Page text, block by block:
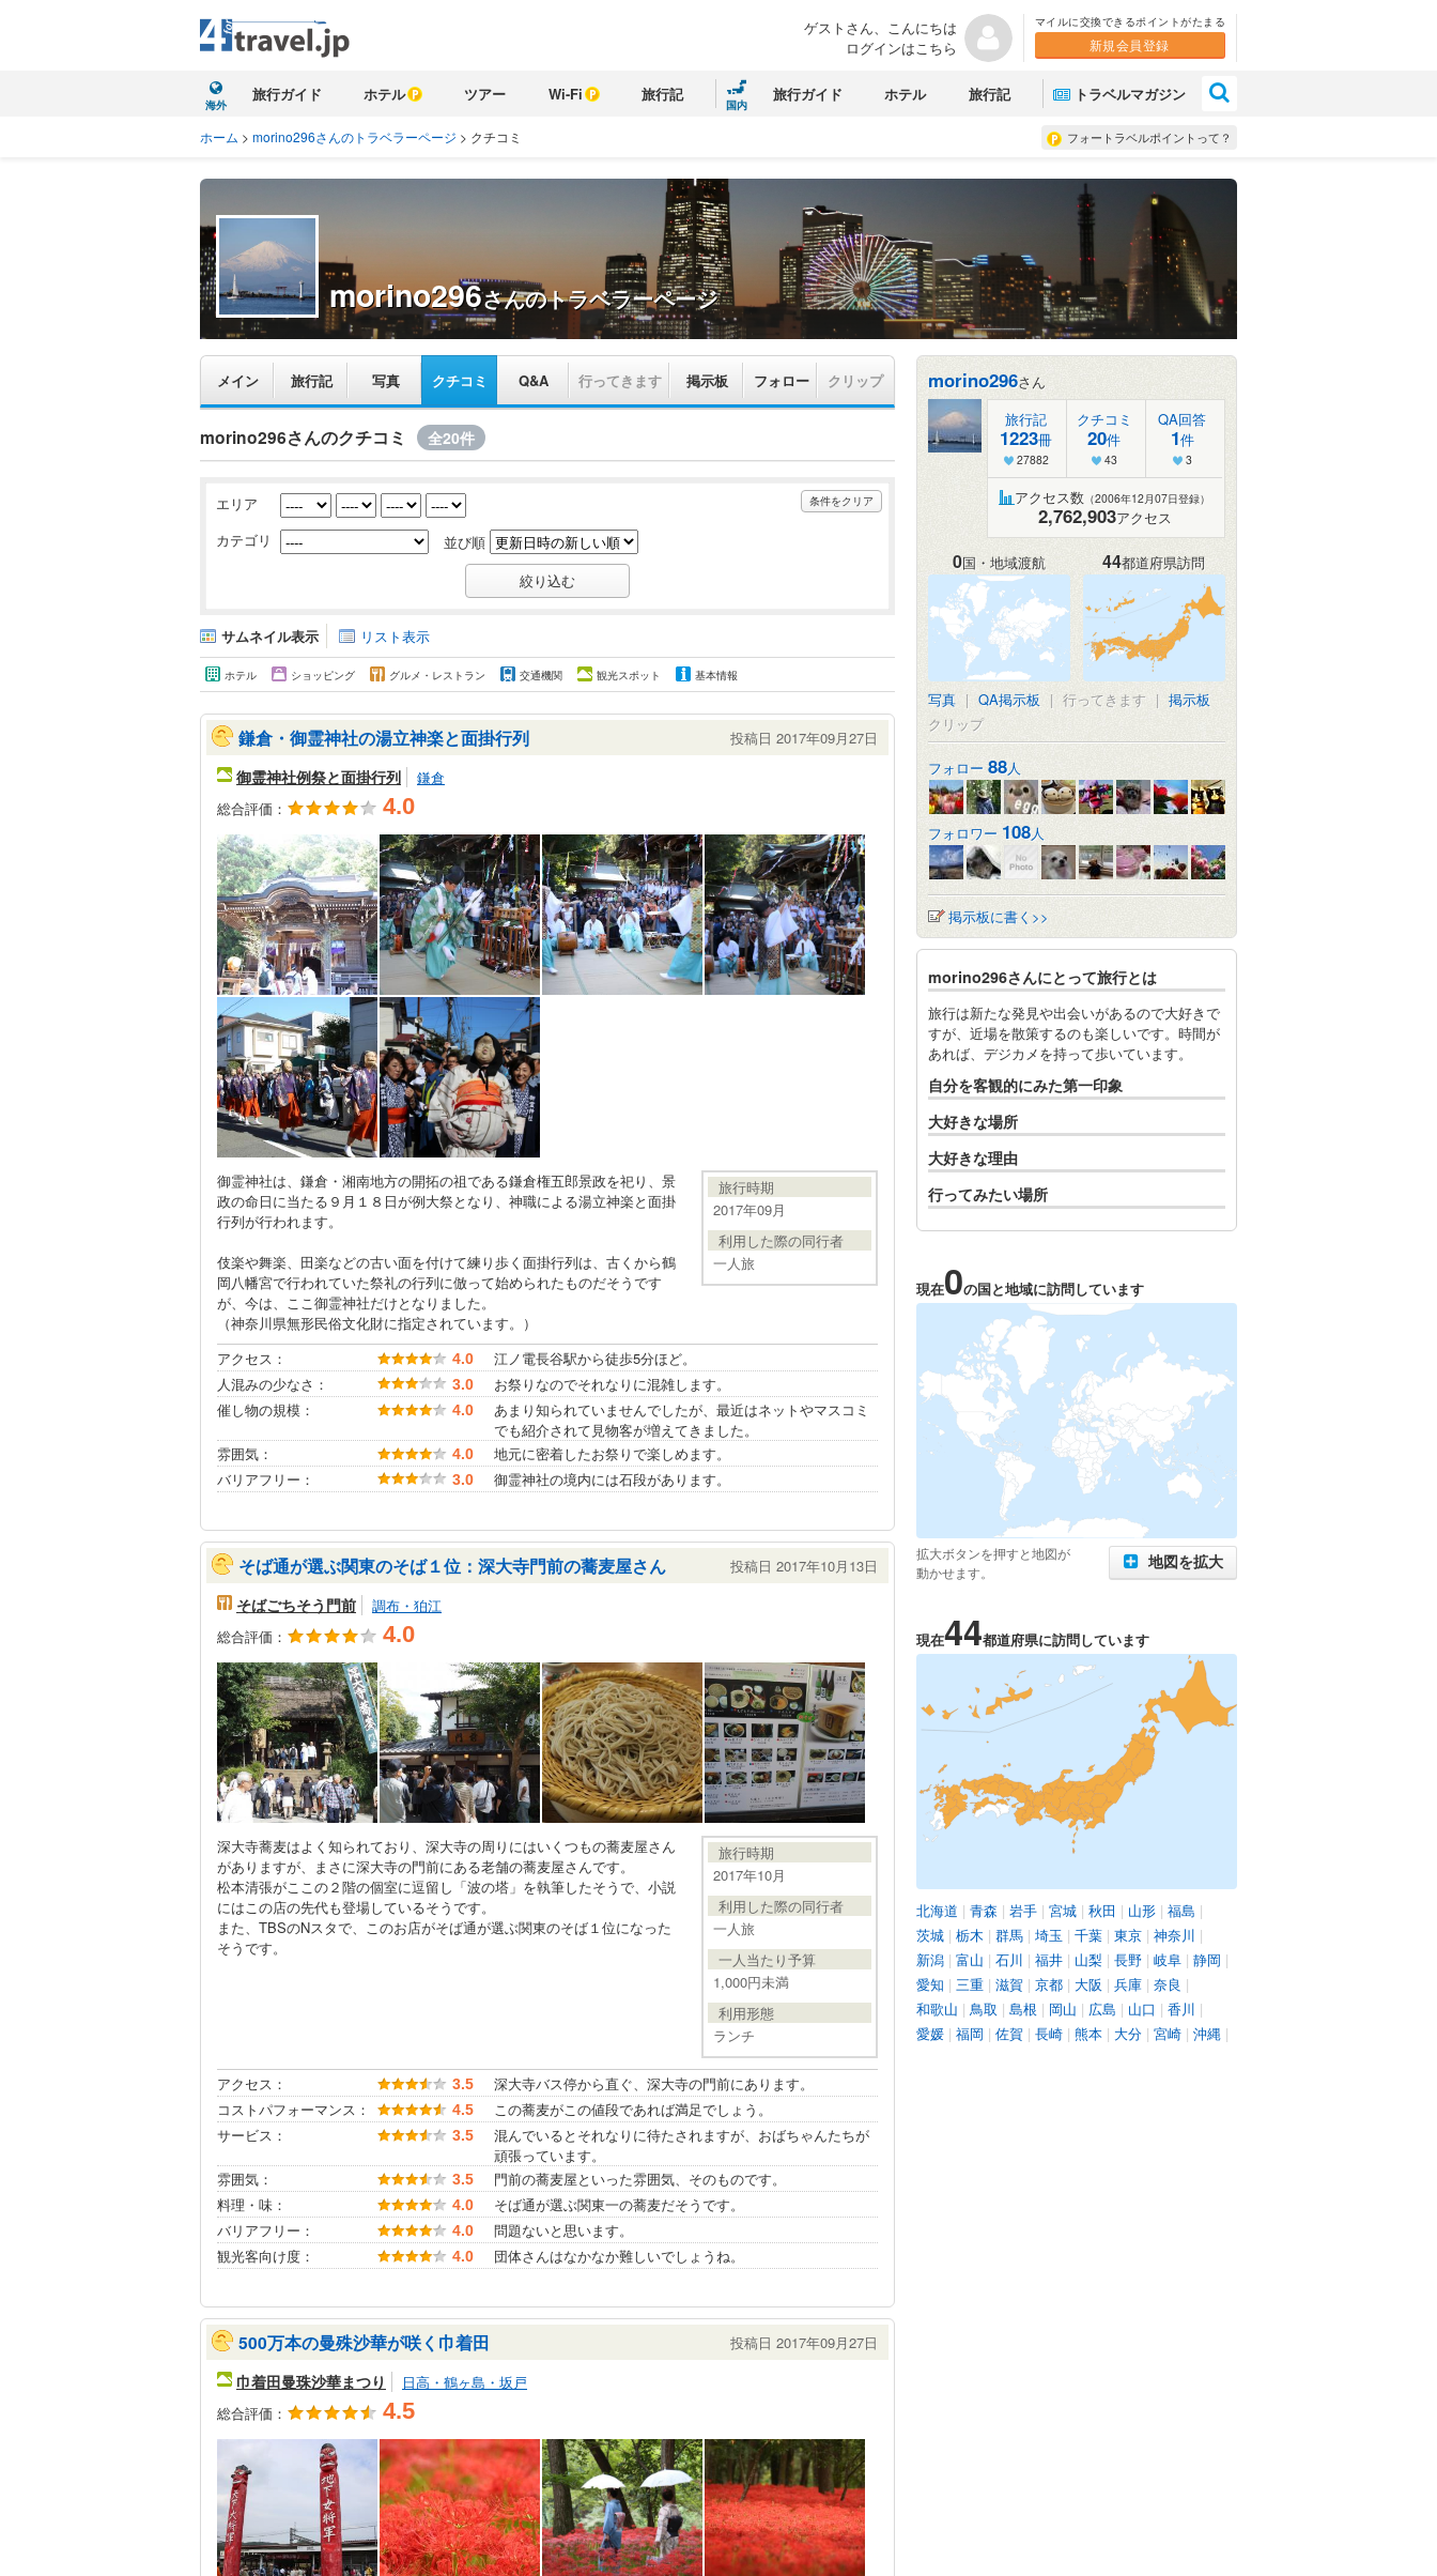
ゲストさん、こんにちは
ログインはこちら
マイルに交換できるポイントがたまる
新規会員登録
海外
旅行ガイド ホテル ツアー Wi-Fi 旅行記
国内
旅行ガイド ホテル 旅行記 トラベルマガジン
フォートラベルポイントって？
ホーム > morino296さんのトラベラーページ > クチコミ
morino296さんのトラベラーページ
メイン 旅行記 写真 クチコミ Q&A 行ってきます 掲示板 フォロー クリップ
morino296さんのクチコミ 全20件
条件をクリア
エリア
カテゴリ
並び順
サムネイル表示 リスト表示
ホテル ショッピング グルメ・レストラン 交通機関 観光スポット 基本情報
鎌倉・御霊神社の湯立神楽と面掛行列 投稿日 2017年09月27日
御霊神社例祭と面掛行列
鎌倉
総合評価：
4.0
御霊神社は、鎌倉・湘南地方の開拓の祖である鎌倉権五郎景政を祀り、景
政の命日に当たる９月１８日が例大祭となり、神職による湯立神楽と面掛
行列が行われます。
伎楽や舞楽、田楽などの古い面を付けて練り歩く面掛行列は、古くから鶴
岡八幡宮で行われていた祭礼の行列に倣って始められたものだそうです
が、今は、ここ御霊神社だけとなりました。
（神奈川県無形民俗文化財に指定されています。）
旅行時期
2017年09月
利用した際の同行者
一人旅
アクセス： 4.0
江ノ電長谷駅から徒歩5分ほど。
人混みの少なさ：
3.0
お祭りなのでそれなりに混雑します。
催し物の規模：
4.0
あまり知られていませんでしたが、最近はネットやマスコミ
でも紹介されて見物客が増えてきました。
雰囲気：
4.0
地元に密着したお祭りで楽しめます。
バリアフリー：
3.0 御霊神社の境内には石段があります。
そば通が選ぶ関東のそば１位：深大寺門前の蕎麦屋さん 投稿日 2017年10月13日
そばごちそう門前
調布・狛江
総合評価：
4.0
深大寺蕎麦はよく知られており、深大寺の周りにはいくつもの蕎麦屋さん
がありますが、まさに深大寺の門前にある老舗の蕎麦屋さんです。
松本清張がここの２階の個室に逗留し「波の塔」を執筆したそうで、小説
にはこの店の先代も登場しているそうです。
また、TBSのNスタで、このお店がそば通が選ぶ関東のそば１位になった
そうです。
旅行時期
2017年10月
利用した際の同行者
一人旅
一人当たり予算
1,000円未満
利用形態
ランチ
アクセス： 3.5
深大寺バス停から直ぐ、深大寺の門前にあります。
コストパフォーマンス：
4.5
この蕎麦がこの値段であれば満足でしょう。
サービス：
3.5
混んでいるとそれなりに待たされますが、おばちゃんたちが
頑張っています。
雰囲気：
3.5
門前の蕎麦屋といった雰囲気、そのものです。
料理・味：
4.0
そば通が選ぶ関東一の蕎麦だそうです。
バリアフリー：
4.0
問題ないと思います。
観光客向け度：
4.0 団体さんはなかなか難しいでしょうね。
500万本の曼殊沙華が咲く巾着田 投稿日 2017年09月27日
巾着田曼珠沙華まつり
日高・鶴ヶ島・坂戸
総合評価：
4.5
morino296さん
旅行記
1223冊
27882
クチコミ
20件
43
QA回答
1件
3
アクセス数 （2006年12月07日登録）
2,762,903アクセス
0国・地域渡航 44都道府県訪問
写真 | QA掲示板 | 行ってきます | 掲示板
クリップ
フォロー 88人
フォロワー 108人
掲示板に書く>>
morino296さんにとって旅行とは
旅行は新たな発見や出会いがあるので大好きで
すが、近場を散策するのも楽しいです。時間が
あれば、デジカメを持って歩いています。
自分を客観的にみた第一印象
大好きな場所
大好きな理由
行ってみたい場所
現在0の国と地域に訪問しています
拡大ボタンを押すと地図が
動かせます。
地図を拡大
現在44都道府県に訪問しています
北海道 | 青森 | 岩手 | 宮城 | 秋田 | 山形 | 福島 |
茨城 | 栃木 | 群馬 | 埼玉 | 千葉 | 東京 | 神奈川 |
新潟 | 富山 | 石川 | 福井 | 山梨 | 長野 | 岐阜 | 静岡 |
愛知 | 三重 | 滋賀 | 京都 | 大阪 | 兵庫 | 奈良 |
和歌山 | 鳥取 | 島根 | 岡山 | 広島 | 山口 | 香川 |
愛媛 | 福岡 | 佐賀 | 長崎 | 熊本 | 大分 | 宮崎 | 沖縄 |